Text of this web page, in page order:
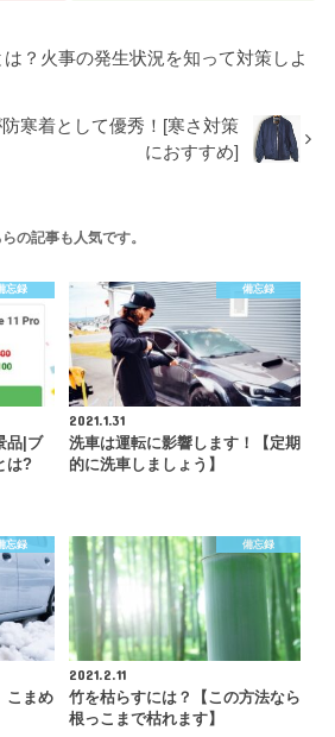
？火事の発生状況を知って対策しよ
寒着として優秀！[寒さ対策
におすすめ]
の記事も人気です。
忘録
品|ブ
は?
備忘録
2021.1.31
洗車は運転に影響します！【定期
的に洗車しましょう】
忘録
こまめ
備忘録
2021.2.11
竹を枯らすには？【この方法なら
根っこまで枯れます】